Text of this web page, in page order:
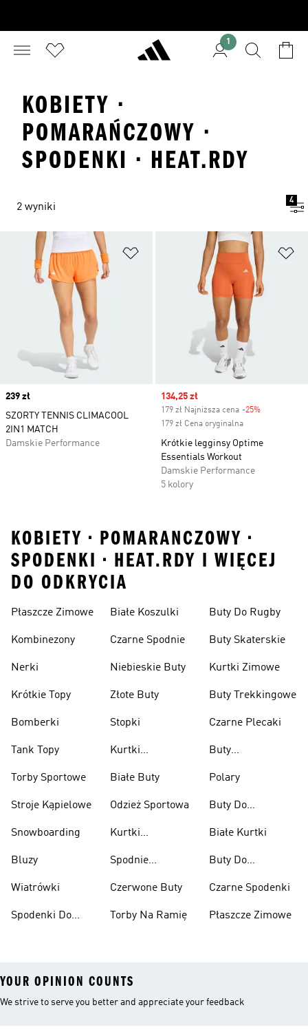
1
KOBIETY ·
POMARAŃCZOWY ·
SPODENKI · HEAT.RDY
2 wyniki
4
Dodaj do listy życzeń
Price
239 zł
SZORTY TENNIS CLIMACOOL
2IN1 MATCH
Damskie Performance
Sale price
134,25 zł
179 zł Najniższa cena -25%
179 zł Cena oryginalna
Krótkie legginsy Optime
Essentials Workout
Damskie Performance
5 kolory
KOBIETY • POMARANCZOWY •
SPODENKI • HEAT.RDY I WIĘCEJ
DO ODKRYCIA
Płaszcze Zimowe
Kombinezony
Nerki
Krótkie Topy
Bomberki
Tank Topy
Torby Sportowe
Stroje Kąpielowe
Snowboarding
Bluzy
Wiatrówki
Spodenki Do
Białe Koszulki
Czarne Spodnie
Niebieskie Buty
Złote Buty
Stopki
Kurtki
Białe Buty
Odzież Sportowa
Kurtki
Spodnie
Czerwone Buty
Torby Na Ramię
Buty Do Rugby
Buty Skaterskie
Kurtki Zimowe
Buty Trekkingowe
Czarne Plecaki
Buty
Polary
Buty Do
Ciężarów
Białe Kurtki
Buty Do
Czarne Spodenki
Płaszcze Zimowe
YOUR OPINION COUNTS
We strive to serve you better and appreciate your feedback